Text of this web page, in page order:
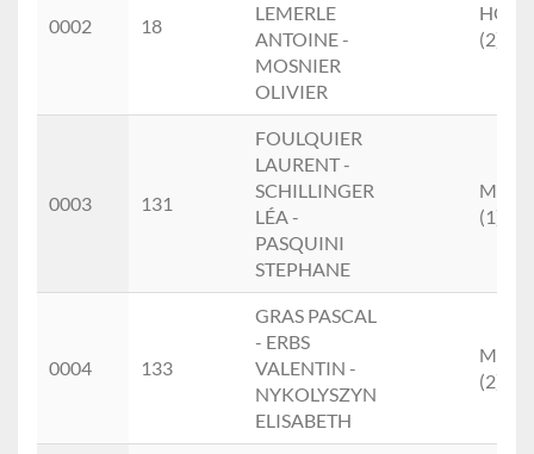
0002 18
LEMERLE
ANTOINE -
MOSNIER
OLIVIER
(2)
0003 131
FOULQUIER
LAURENT -
SCHILLINGER
LÉA -
PASQUINI
STEPHANE
(1)
0004 133
GRAS PASCAL
- ERBS
VALENTIN -
NYKOLYSZYN
ELISABETH
(2)